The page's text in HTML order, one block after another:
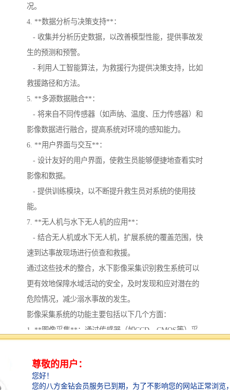
况。
4. **数据分析与决策支持**：
- 收集并分析历史数据，以改善模型性能，提供事故发
生的预测和预警。
- 利用人工智能算法，为救援行为提供决策支持，比如
救援路径和方法。
5. **多源数据融合**：
- 将来自不同传感器（如声纳、温度、压力传感器）和
影像数据进行融合，提高系统对环境的感知能力。
6. **用户界面与交互**：
- 设计友好的用户界面，使救生员能够便捷地查看实时
影像和数据。
- 提供训练模块，以不断提升救生员对系统的使用技
能。
7. **无人机与水下无人机的应用**：
- 结合无人机或水下无人机，扩展系统的覆盖范围，快
速到达事故现场进行侦查和救援。
通过这些技术的整合，水下影像采集识别救生系统可以
更有效地保障水域活动的安全，及时发现和应对潜在的
危险情况，减少溺水事故的发生。
影像采集系统的功能主要包括以下几个方面：
1. **图像采集**：通过传感器（如CCD、CMOS等）采
数字信号。
2. **图像处理**：对采集到的图像进行处理，包括降